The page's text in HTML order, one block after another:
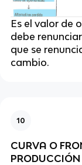
Es el valor de
debe
que se
cambio.
10
CURVA O
PRODUCCIÓN